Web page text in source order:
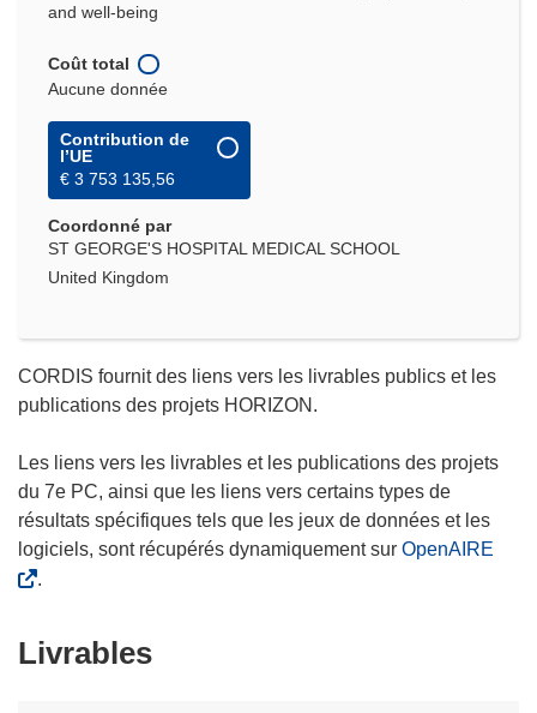
and well-being
Coût total
Aucune donnée
Contribution de
l’UE
€ 3 753 135,56
Coordonné par
ST GEORGE'S HOSPITAL MEDICAL SCHOOL
United Kingdom
CORDIS fournit des liens vers les livrables publics et les
publications des projets HORIZON.
Les liens vers les livrables et les publications des projets
du 7e PC, ainsi que les liens vers certains types de
résultats spécifiques tels que les jeux de données et les
logiciels, sont récupérés dynamiquement sur OpenAIRE
.
Livrables